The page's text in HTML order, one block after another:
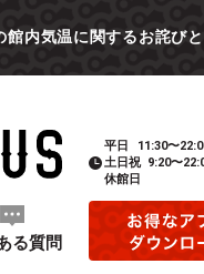
館内気温に関するお詫び
る質問
平日
11:30〜
土日祝 9:20〜
休館日